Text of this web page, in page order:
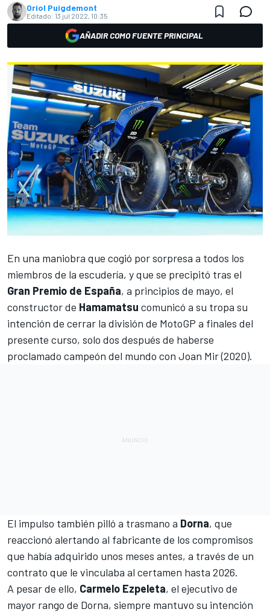
Oriol Puigdemont
Editado: 13 jul 2022, 10:35
AÑADIR COMO FUENTE PRINCIPAL
En una maniobra que cogió por sorpresa a todos los
miembros de la escudería, y que se precipitó tras el
Gran Premio de España, a principios de mayo, el
constructor de Hamamatsu comunicó a su tropa su
intención de cerrar la división de MotoGP a finales del
presente curso, solo dos después de haberse
proclamado campeón del mundo con Joan Mir(2020).
El impulso también pilló a trasmano a Dorna, que
reaccionó alertando al fabricante de los compromisos
que había adquirido unos meses antes, a través de un
contrato que le vinculaba al certamen hasta 2026.
A pesar de ello, Carmelo Ezpeleta, el ejecutivo de
mayor rango de Dorna, siempre mantuvo su intención